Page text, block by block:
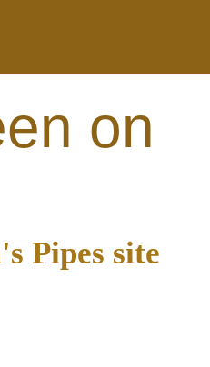
on
Pipes site